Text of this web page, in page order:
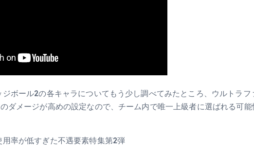
ボール2の各キャラについてもう少し調べてみたところ、ウルトラフ
ダメージが高めの設定なので、チーム内で唯一上級者に選ばれる可能
率が低すぎた不遇要素特集第2弾